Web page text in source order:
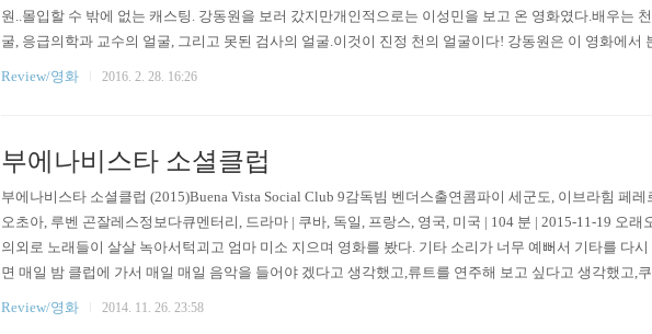
원..몰입할 수 밖에 없는 캐스팅. 강동원을 보러 갔지만개인적으로는 이성민을 보고 온 영화였다.배우는
굴, 응급의학과 교수의 얼굴, 그리고 못된 검사의 얼굴.이것이 진정 천의 얼굴이다! 강동원은 이 영화에서
가 몇인데...왜 이리 귀엽지... 마지막으로 원래도 좋아하는 원조 붐바스틱!!왠지 몰입해서 보게된다. ㅎㅎ씬
Review/영화 2016. 2. 28. 16:26
부에나비스타 소셜클럽
부에나비스타 소셜클럽 (2015)Buena Vista Social Club 9감독빔 벤더스출연콤파이 세군도, 이브라힘 페
오초아, 루벤 곤잘레스정보다큐멘터리, 드라마 | 쿠바, 독일, 프랑스, 영국, 미국 | 104 분 | 2015-11-19 오
의외로 노래들이 살살 녹아서턱괴고 엄마 미소 지으며 영화를 봤다. 기타 소리가 너무 예뻐서 기타를 다
면 매일 밤 클럽에 가서 매일 매일 음악을 들어야 겠다고 생각했고,류트를 연주해 보고 싶다고 생각했고,
야 겠다고 생각했고,마지막에는 씁쓸하지만쿠바 사람들이 느끼는 쿠바는 내가 생각하는 쿠바와 다르겠구
Review/영화 2014. 11. 26. 23:58